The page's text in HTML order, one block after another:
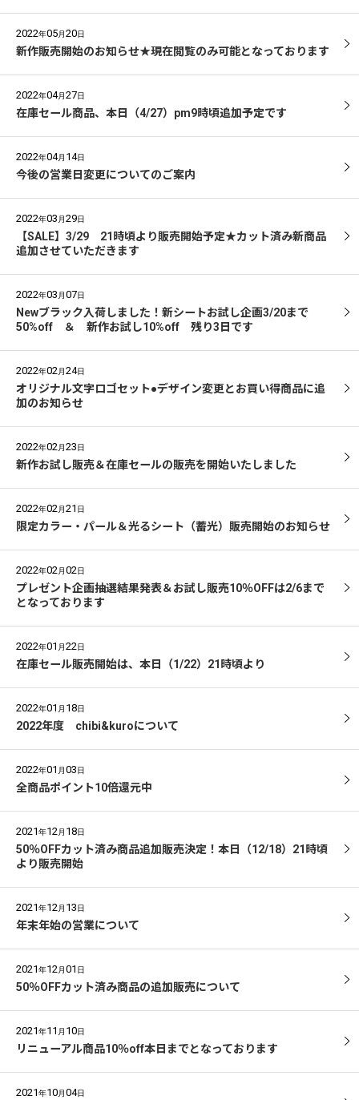
2022年05月20日
新作販売開始のお知らせ★現在閲覧のみ可能となっております
2022年04月27日
在庫セール商品、本日（4/27）pm9時頃追加予定です
2022年04月 14日
今後の営業日変更についてのご案内
2022年03月29日
【SALE】3/29 21時頃より販売開始予定★カット済み新商品
追加させていただきます
2022年03月07日
Newブラック入荷しました！新シートお試し企画3/20まで
50%off ＆ 新作お試し10%off 残り3日です
2022年02月24日
オリジナル文字ロゴセット●デザイン変更とお買い得商品に追
加のお知らせ
2022年02月23日
新作お試し販売＆在庫セールの販売を開始いたしました
2022年02月21 日
限定カラー・パール＆光るシート（蓄光）販売開始のお知らせ
2022年02月02日
プレゼント企画抽選結果発表＆お試し販売10％OFFは2/6まで
となっております
2022年01 月22日
在庫セール販売開始は、本日（1/22）21時頃より
2022年01 月 18日
2022年度 chibi&kuroについて
2022年01 月03日
全商品ポイント10倍還元中
2021年12月 18日
50％OFFカット済み商品追加販売決定！本日（12/18）21時頃
より販売開始
2021年12月 13日
年末年始の営業について
2021年12月01 日
50％OFFカット済み商品の追加販売について
2021年11 月 10日
リニューアル商品10％off本日までとなっております
2021年10月04日